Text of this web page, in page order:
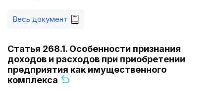
Весь документ
Статья 268.1. Особенности признания
доходов и расходов при приобретении
предприятия как имущественного
комплекса